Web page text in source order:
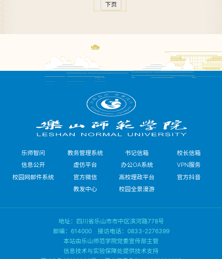
优雅的华尔兹与铿锵飒爽的探戈轮番上演，充分
下页
乐师智问 教务管理系统 书记信箱
校长信箱
信息公开
虚仿平台 办公OA系统
VPN服务
校园网邮件系统
官方微信 高校理政平台
官方抖音
教发中心
校园全景漫游
地址：四川省乐山市市中区滨河路778号
邮编：614000 接访电话：0833-2276399
本站由乐山师范学院党委宣传部主管
信息技术与实验保障处提供技术支持